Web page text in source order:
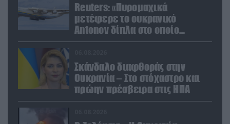
Reuters: «Πυρομαχικά
μετέφερε το ουκρανικό
Antonov δίπλα στο οποίο
βρέθηκε το drone στη Λειψία»
Σκάνδαλο διαφθοράς στην
Ουκρανία – Στο στόχαστρο και
πρώην πρέσβειρα στις ΗΠΑ